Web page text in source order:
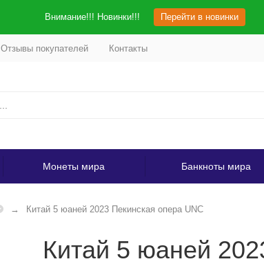
Внимание!!! Новинки!!! Перейти в новинки
Отзывы покупателей Контакты
Монеты мира Банкноты мира
Китай 5 юаней 2023 Пекинская опера UNC
Китай 5 юаней